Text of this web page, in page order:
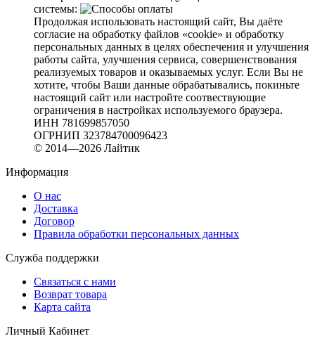
системы:
Продолжая использовать настоящий сайт, Вы даёте
согласие на обработку файлов «cookie» и обработку
персональных данных в целях обеспечения и улучшения
работы сайта, улучшения сервиса, совершенствования
реализуемых товаров и оказываемых услуг. Если Вы не
хотите, чтобы Ваши данные обрабатывались, покиньте
настоящий сайт или настройте соотвествующие
ограничения в настройках используемого браузера.
ИНН 781699857050
ОГРНИП 323784700096423
© 2014—2026 Лайтик
Информация
О нас
Доставка
Договор
Правила обработки персональных данных
Служба поддержки
Связаться с нами
Возврат товара
Карта сайта
Личный Кабинет